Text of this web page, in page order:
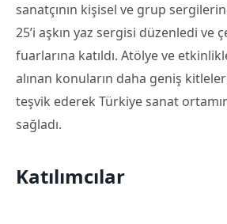
sanatçının kişisel ve grup
25’i aşkın yaz sergisi düzenledi ve
fuarlarına katıldı. Atölye ve
alınan konuların daha geniş
teşvik ederek Türkiye sanat
sağladı.
Katılımcılar